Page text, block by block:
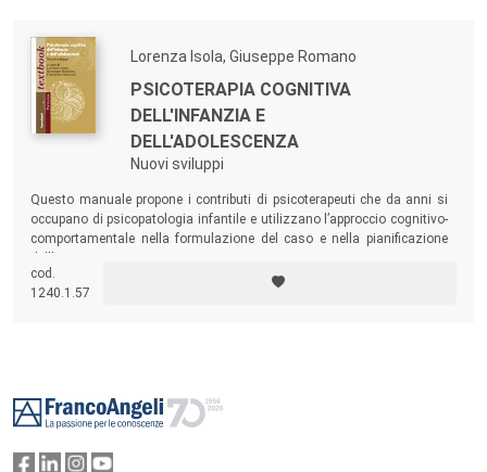
Lorenza Isola, Giuseppe Romano
PSICOTERAPIA COGNITIVA
DELL'INFANZIA E
DELL'ADOLESCENZA
Nuovi sviluppi
Questo manuale propone i contributi di psicoterapeuti che da anni si
occupano di psicopatologia infantile e utilizzano l’approccio cognitivo-
comportamentale nella formulazione del caso e nella pianificazione
cod.
1240.1.57